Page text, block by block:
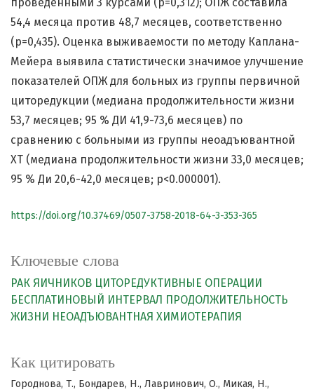
Ключевые слова
РАК ЯИЧНИКОВ ЦИТОРЕДУКТИВНЫЕ ОПЕРАЦИИ
БЕСПЛАТИНОВЫЙ ИНТЕРВАЛ ПРОДОЛЖИТЕЛЬНОСТЬ
ЖИЗНИ НЕОАДЪЮВАНТНАЯ ХИМИОТЕРАПИЯ
Как цитировать
Городнова, Т., Бондарев, Н., Лавринович, О., Микая, Н.,
проведенными 3 курсами (р=0,312); ОПЖ составила
54,4 месяца против 48,7 месяцев, соответственно
(р=0,435). Оценка выживаемости по методу Каплана-
Мейера выявила статистически значимое улучшение
показателей ОПЖ для больных из группы первичной
циторедукции (медиана продолжительности жизни
53,7 месяцев; 95 % ДИ 41,9-73,6 месяцев) по
сравнению с больными из группы неоадъювантной
ХТ (медиана продолжительности жизни 33,0 месяцев;
95 % Ди 20,6-42,0 месяцев; p<0.000001).
https://doi.org/10.37469/0507-3758-2018-64-3-353-365